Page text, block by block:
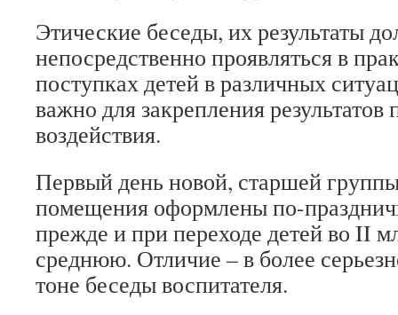
Этические беседы, их результаты
непосредственно проявляться в
поступках детей в различных
важно для закрепления результатов
воздействия.
Первый день новой, старшей
помещения оформлены по-
прежде и при переходе детей во II
среднюю. Отличие – в более
тоне беседы воспитателя.